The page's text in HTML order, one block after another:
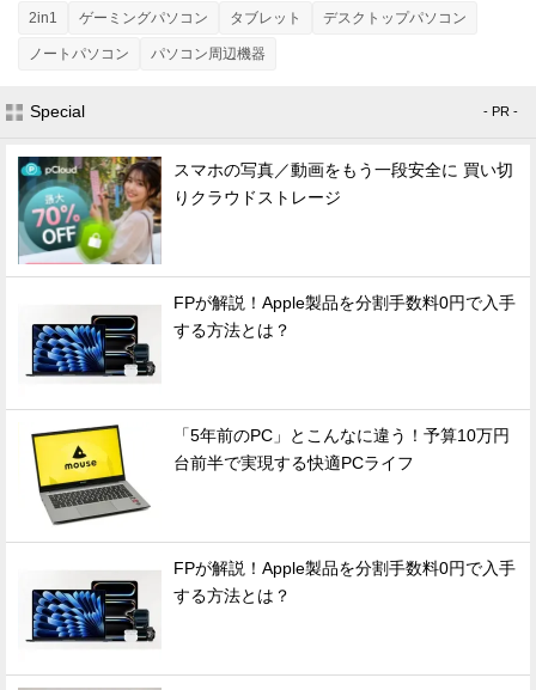
2in1 ゲーミングパソコン タブレット デスクトップパソコン
ノートパソコン パソコン周辺機器
Special - PR -
スマホの写真／動画をもう一段安全に 買い切
りクラウドストレージ
FPが解説！Apple製品を分割手数料0円で入手
する方法とは？
「5年前のPC」とこんなに違う！予算10万円
台前半で実現する快適PCライフ
FPが解説！Apple製品を分割手数料0円で入手
する方法とは？